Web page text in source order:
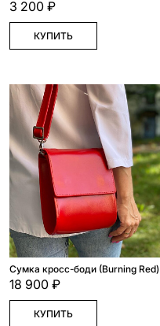
3 200 ₽
КУПИТЬ
Сумка кросс-боди (Burning Red)
18 900 ₽
КУПИТЬ